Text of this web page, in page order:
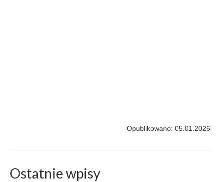
Opublikowano: 05.01.2026
Ostatnie wpisy